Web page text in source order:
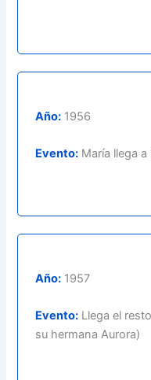
Año: 1956
Evento: María llega a
Año: 1957
Evento: Llega el
su hermana Aurora)